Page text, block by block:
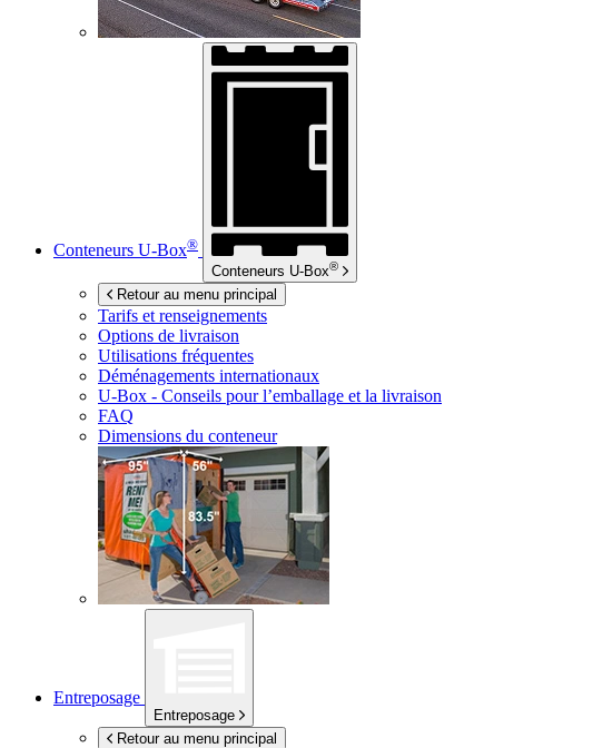
Conteneurs U-Box®
Conteneurs U-Box®
Retour au menu principal
Tarifs et renseignements
Options de livraison
Utilisations fréquentes
Déménagements internationaux
U-Box - Conseils pour l’emballage et la livraison
FAQ
Dimensions du conteneur
Entreposage
Entreposage
Retour au menu principal